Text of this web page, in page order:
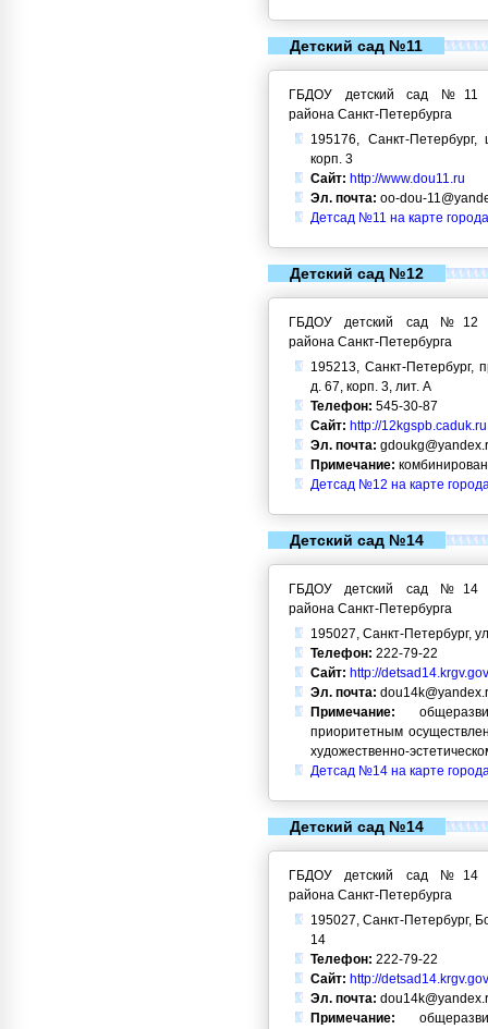
Детский сад №11
ГБДОУ детский сад №11
района Санкт-Петербурга
195176, Санкт-
корп. 3
Сайт: http://www.dou11.ru
Эл. почта: oo-dou-
Детсад №11 на карте
Детский сад №12
ГБДОУ детский сад №12
района Санкт-Петербурга
195213, Санкт-
д. 67, корп. 3, лит. А
Телефон: 545-30-87
Сайт: http://12kgspb.caduk.ru
Эл. почта:
Примечание:
Детсад №12 на карте
Детский сад №14
ГБДОУ детский сад №14
района Санкт-Петербурга
195027, Санкт-Петербург,
Телефон: 222-79-22
Сайт: http://
Эл. почта:
Примечание:
приоритетным
художественно-
Детсад №14 на карте
Детский сад №14
ГБДОУ детский сад №14
района Санкт-Петербурга
195027, Санкт-Петербург,
14
Телефон: 222-79-22
Сайт: http://
Эл. почта:
Примечание: